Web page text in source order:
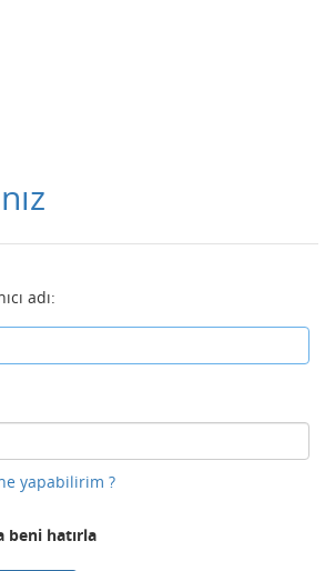
adı:
yapabilirim ?
beni hatırla